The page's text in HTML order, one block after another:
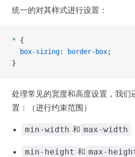
统一的对其样式进行设置：
* {
  box-sizing
: border-box;
}
处理常见的宽度和高度设置，我们
置：（进行约束范围）
min-width 和 max-width
min-height 和 max-